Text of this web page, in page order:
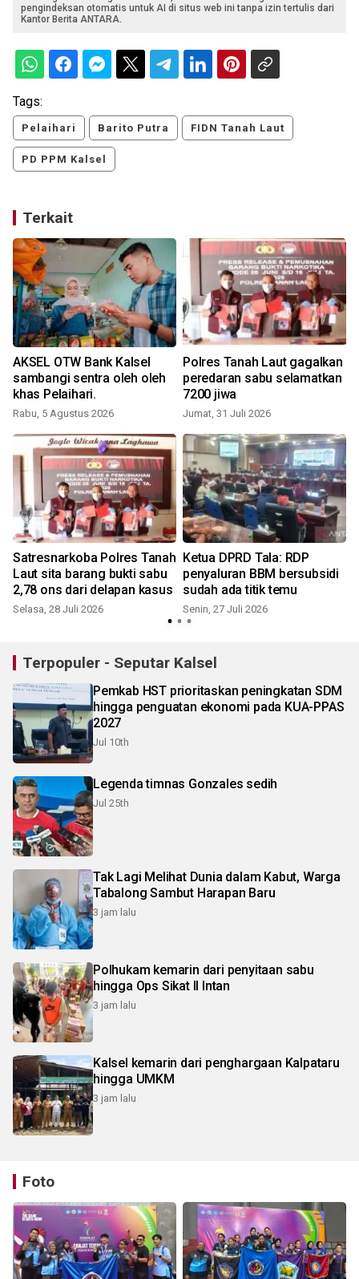
pengindeksan otomatis untuk AI di situs web ini tanpa izin tertulis dari
Kantor Berita ANTARA.
Tags:
Pelaihari Barito Putra FIDN Tanah Laut
PD PPM Kalsel
Terkait
AKSEL OTW Bank Kalsel
sambangi sentra oleh oleh
khas Pelaihari.
Rabu, 5 Agustus 2026
Polres Tanah Laut gagalkan
peredaran sabu selamatkan
7200 jiwa
Jumat, 31 Juli 2026
Satresnarkoba Polres Tanah
Laut sita barang bukti sabu
2,78 ons dari delapan kasus
Selasa, 28 Juli 2026
Ketua DPRD Tala: RDP
penyaluran BBM bersubsidi
sudah ada titik temu
Senin, 27 Juli 2026
Terpopuler - Seputar Kalsel
Pemkab HST prioritaskan peningkatan SDM
hingga penguatan ekonomi pada KUA-PPAS
2027
Jul 10th
Legenda timnas Gonzales sedih
Jul 25th
Tak Lagi Melihat Dunia dalam Kabut, Warga
Tabalong Sambut Harapan Baru
3 jam lalu
Polhukam kemarin dari penyitaan sabu
hingga Ops Sikat II Intan
3 jam lalu
Kalsel kemarin dari penghargaan Kalpataru
hingga UMKM
3 jam lalu
Foto